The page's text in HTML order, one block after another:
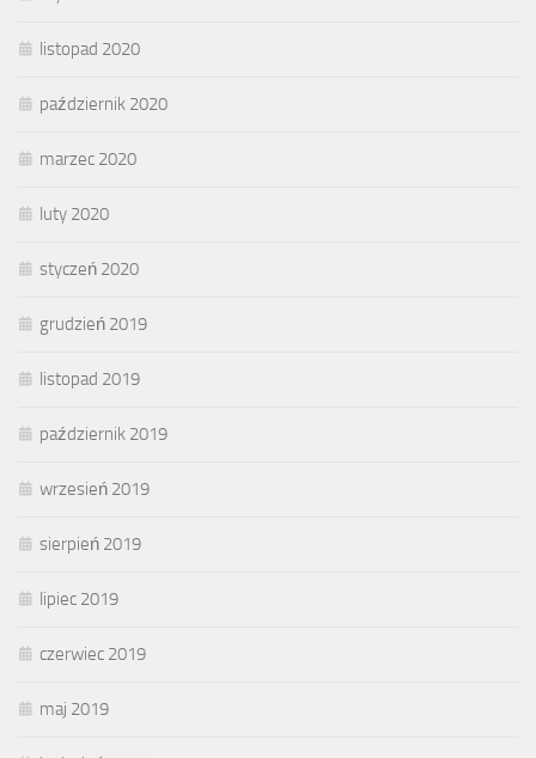
listopad 2020
październik 2020
marzec 2020
luty 2020
styczeń 2020
grudzień 2019
listopad 2019
październik 2019
wrzesień 2019
sierpień 2019
lipiec 2019
czerwiec 2019
maj 2019